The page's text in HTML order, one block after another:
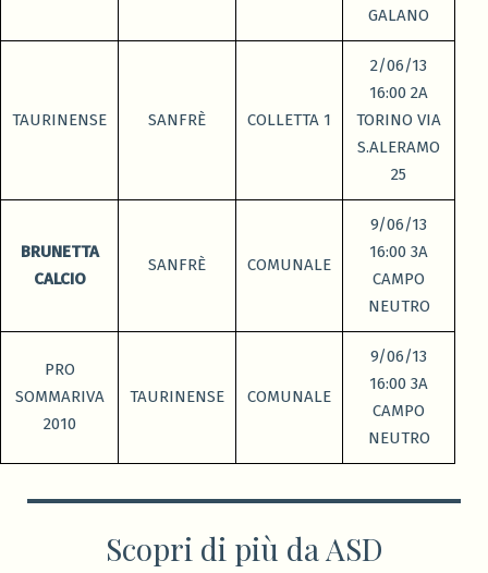
GALANO
TAURINENSE SANFRÈ COLLETTA 1
2/06/13
16:00 2A
TORINO VIA
S.ALERAMO
25
BRUNETTA
CALCIO
SANFRÈ COMUNALE
9/06/13
16:00 3A
CAMPO
NEUTRO
PRO
SOMMARIVA
2010
TAURINENSE COMUNALE
9/06/13
16:00 3A
CAMPO
NEUTRO
Scopri di più da ASD